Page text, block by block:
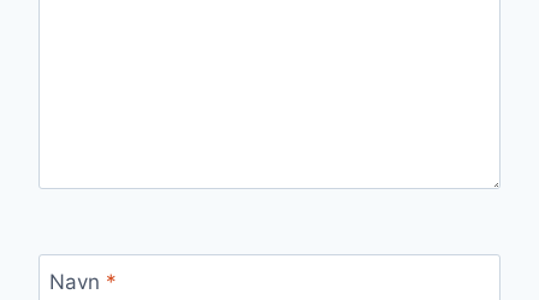
Navn *